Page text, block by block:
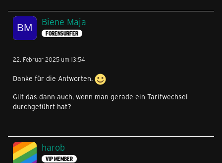
Biene Maja
FORENSURFER
22. Februar 2025 um 13:54
Danke für die Antworten.
Gilt das dann auch, wenn man gerade ein Tarifwechsel
durchgeführt hat?
harob
VIP MEMBER